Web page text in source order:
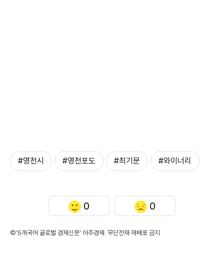
#영천시 #영천포도 #최기문 #와이너리
0 0
©'5개국어 글로벌 경제신문' 아주경제. 무단전재·재배포 금지